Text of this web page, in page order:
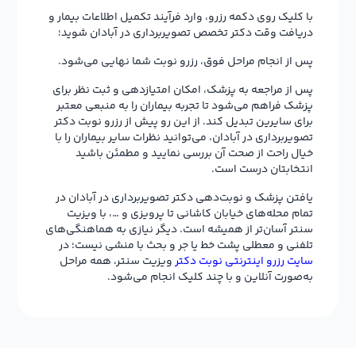
با کلیک روی دکمه رزرو، وارد فرآیند تکمیل اطلاعات بیمار و
دریافت وقت دکتر تخصص تصویربرداری در آبادان شوید؛
پس از انجام مراحل فوق، رزرو نوبت شما نهایی می‌شود.
پس از مراجعه به پزشک، امکان امتیازدهی و ثبت نظر برای
پزشک فراهم می‌شود تا تجربه بیماران را به منبعی معتبر
برای سایرین تبدیل کند. از این رو پیش از رزرو نوبت دکتر
تصویربرداری در آبادان، می‌توانید نظرات سایر بیماران را با
خیال راحت از صحت آن بررسی نمایید و مطمئن باشید
انتخابتان درست است.
یافتن پزشک و نوبت‌دهی دکتر تصویربرداری در آبادان در
تمام محله‌های خیابان کاشانی تا پرویزی و …، با ویزیت
سنتر آسان‌تر از همیشه است. دیگر نیازی به هماهنگی‌های
تلفنی و معطلی پشت خط یا جر و بحث با منشی نیست؛ در
سایت رزرو اینترنتی نوبت دکترویزیت سنتر، همه مراحل
به‌صورت آنلاین و با چند کلیک انجام می‌شود.